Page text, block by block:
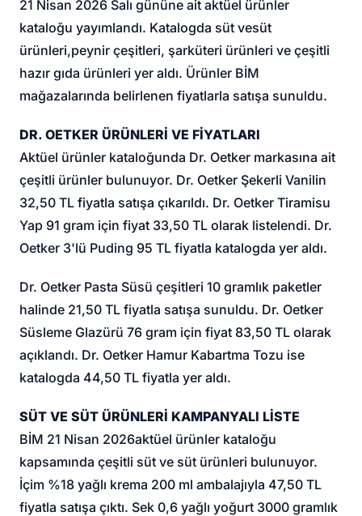
21 Nisan 2026 Salı gününe ait aktüel ürünler
kataloğu yayımlandı. Katalogda süt vesüt
ürünleri,peynir çeşitleri, şarküteri ürünleri ve çeşitli
hazır gıda ürünleri yer aldı. Ürünler BİM
mağazalarında belirlenen fiyatlarla satışa sunuldu.
DR. OETKER ÜRÜNLERİ VE FİYATLARI
Aktüel ürünler kataloğunda Dr. Oetker markasına ait
çeşitli ürünler bulunuyor. Dr. Oetker Şekerli Vanilin
32,50 TL fiyatla satışa çıkarıldı. Dr. Oetker Tiramisu
Yap 91 gram için fiyat 33,50 TL olarak listelendi. Dr.
Oetker 3'lü Puding 95 TL fiyatla katalogda yer aldı.
Dr. Oetker Pasta Süsü çeşitleri 10 gramlık paketler
halinde 21,50 TL fiyatla satışa sunuldu. Dr. Oetker
Süsleme Glazürü 76 gram için fiyat 83,50 TL olarak
açıklandı. Dr. Oetker Hamur Kabartma Tozu ise
katalogda 44,50 TL fiyatla yer aldı.
SÜT VE SÜT ÜRÜNLERİ KAMPANYALI LİSTE
BİM 21 Nisan 2026aktüel ürünler kataloğu
kapsamında çeşitli süt ve süt ürünleri bulunuyor.
İçim %18 yağlı krema 200 ml ambalajıyla 47,50 TL
fiyatla satışa çıktı. Sek 0,6 yağlı yoğurt 3000 gramlık